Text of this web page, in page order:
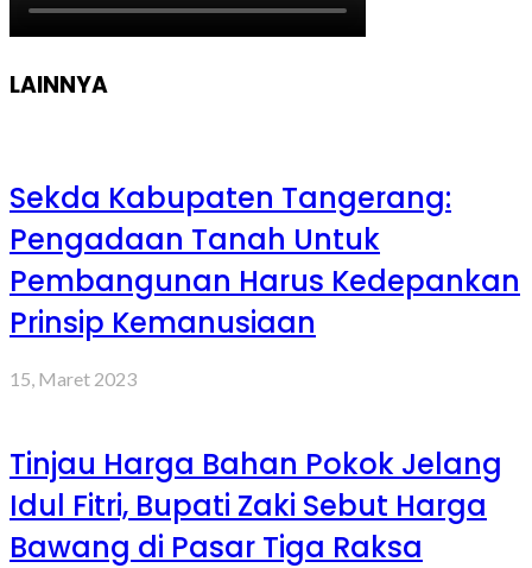
LAINNYA
Sekda Kabupaten Tangerang:
Pengadaan Tanah Untuk
Pembangunan Harus Kedepankan
Prinsip Kemanusiaan
15, Maret 2023
Tinjau Harga Bahan Pokok Jelang
Idul Fitri, Bupati Zaki Sebut Harga
Bawang di Pasar Tiga Raksa